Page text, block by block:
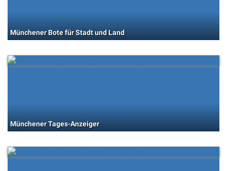
Münchener Bote für Stadt und Land
Münchener Tages-Anzeiger